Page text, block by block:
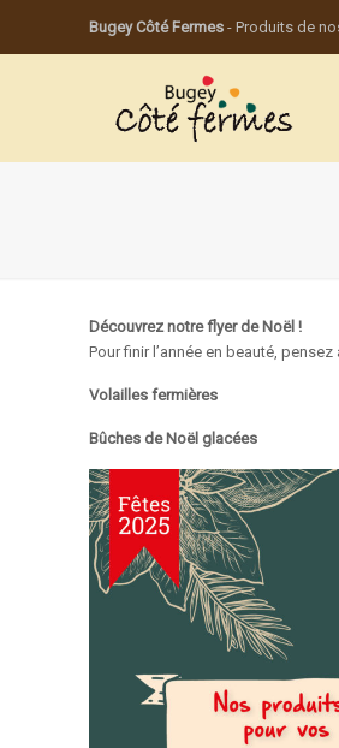
Bugey Côté Fermes - Produits de
Découvrez notre flyer de Noël !
Pour finir l’année en beauté, pensez
Volailles fermières
Bûches de Noël glacées